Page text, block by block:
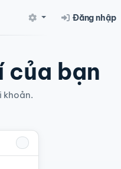
Đăng nhập
của bạn
khoản.